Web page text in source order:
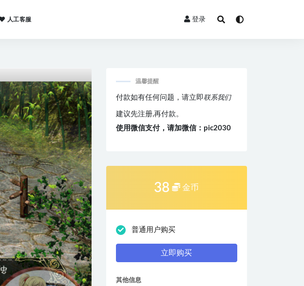
人工客服 登录
温馨提醒
付款如有任何问题，请立即联系我们
建议先注册,再付款。
使用微信支付，请加微信：pic2030
38 金币
普通用户购买
立即购买
其他信息